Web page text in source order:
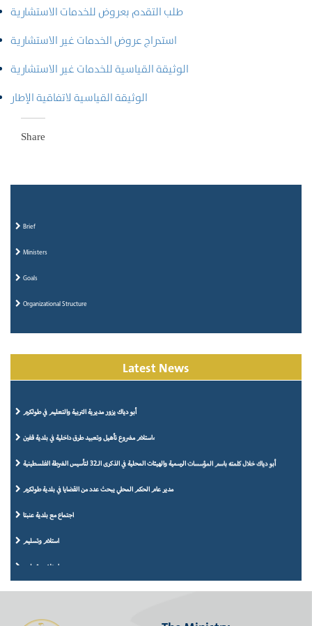
طلب التقدم بعروض للخدمات الاستشارية
استدراج عروض الخدمات غير الاستشارية
الوثيقة القياسية للخدمات غير الاستشارية
الوثيقة القياسية لاتفاقية الإطار
Share
Brief
Ministers
Goals
Organizational Structure
Latest News
أبو دياك يزور مديرية التربية والتعليم في طولكرم
أبو دياك خلال كلمته باسم المؤسسات الرسمية والهيئات المحلية في الذكرى الـ32 لتأسيس الشرطة الفلسطينية
مدير عام الحكم المحلي يبحث عدد من القضايا في بلدية طولكرم
اجتماع مع بلدية عنبتا
استلام وتسليم
استلام وتسليم